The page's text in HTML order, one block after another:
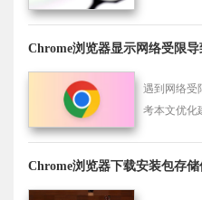
Chrome浏览器显示网络受限
遇到网络受
考本文优化
Chrome浏览器下载安装包存